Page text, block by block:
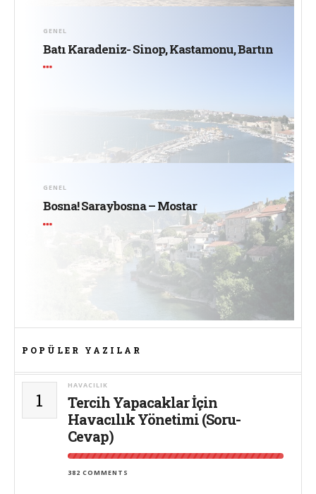
GENEL
Batı Karadeniz- Sinop, Kastamonu, Bartın
GENEL
Bosna! Saraybosna – Mostar
POPÜLER YAZILAR
1
HAVACILIK
Tercih Yapacaklar İçin
Havacılık Yönetimi (Soru-
Cevap)
382 COMMENTS